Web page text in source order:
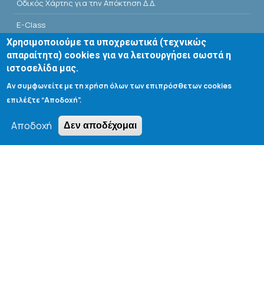
Οδικός Χάρτης για την Απόκτηση Δ.Δ.
E-Class
Αίθουσες Σεμιναρίων - Πρόγραμμα
Βιβλιοθήκη Τμήματος
Search form
Χρησιμοποιούμε τα υποχρεωτικά (τεχνικώς
απαραίτητα) cookies για να λειτουργήσει σωστά η
ιστοσελίδα μας.
Αν συμφωνείτε με τη χρήση όλων των επιπρόσθετων cookies
επιλέξτε “Αποδοχή”.
Αποδοχή Δεν αποδέχομαι